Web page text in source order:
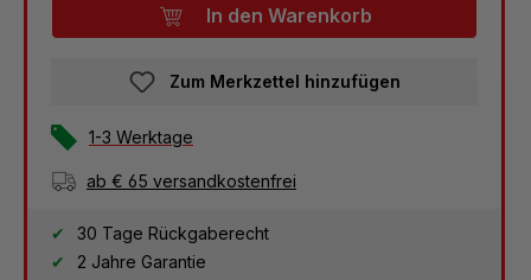
In den Warenkorb
Zum Merkzettel hinzufügen
1-3 Werktage
ab € 65 versandkostenfrei
30 Tage Rückgaberecht
2 Jahre Garantie